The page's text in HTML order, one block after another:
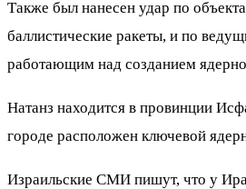
Также был нанесен удар по
баллистические ракеты, и по
работающим над созданием
Натанз находится в провинции
городе расположен ключевой
Израильские СМИ пишут, что у